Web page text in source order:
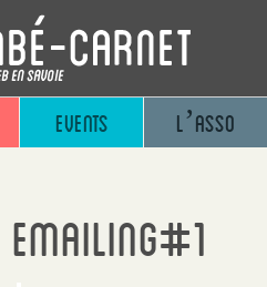
Events L’asso
emailing#1